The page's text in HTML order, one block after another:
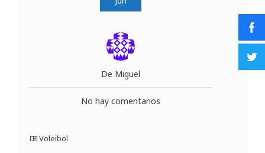
De Miguel
No hay comentarios
Voleibol